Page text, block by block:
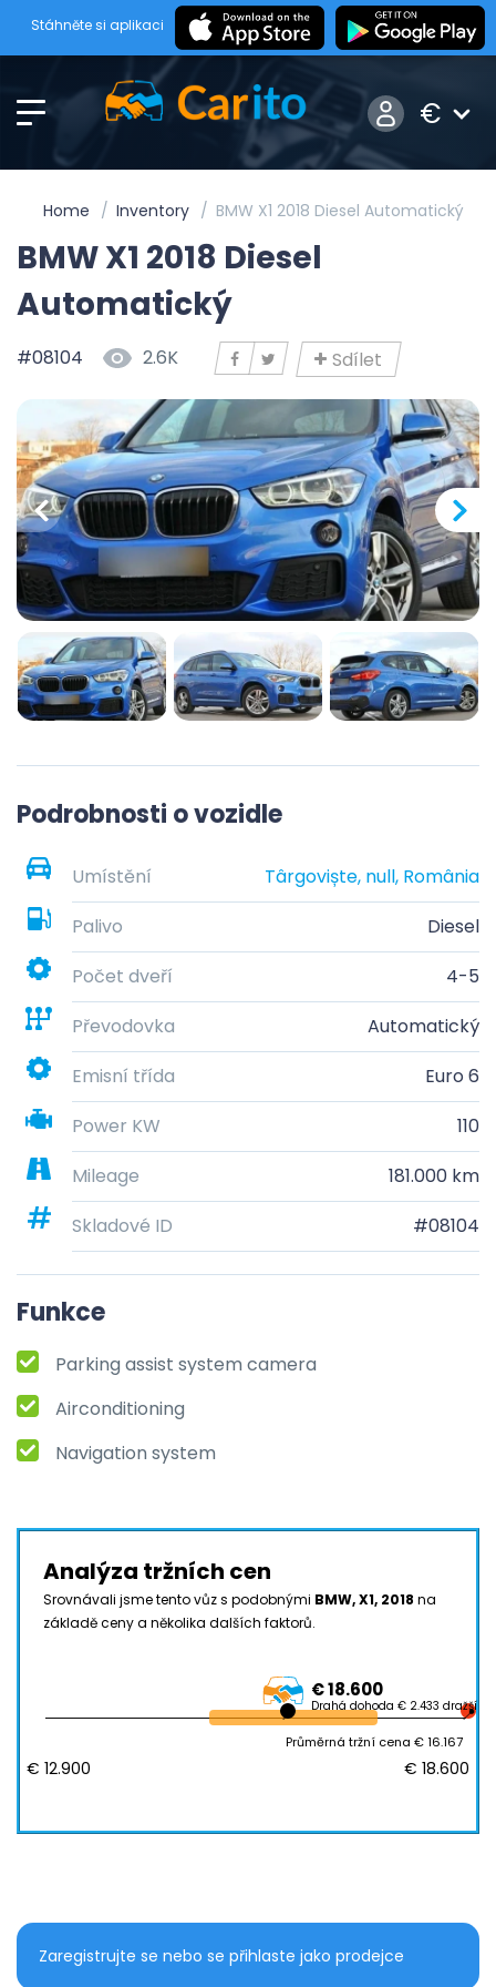
Stáhněte si aplikaci
€
Home Inventory BMW X1 2018 Diesel Automatický
BMW X1 2018 Diesel
Automatický
#08104 2.6K Sdílet
Podrobnosti o vozidle
Umístění
Târgoviște, null, România
Palivo
Diesel
Počet dveří
4-5
Převodovka
Automatický
Emisní třída
Euro 6
Power KW
110
Mileage
181.000 km
Skladové ID
#08104
Funkce
Parking assist system camera
Airconditioning
Navigation system
Analýza tržních cen
Srovnávali jsme tento vůz s podobnými BMW, X1, 2018 na
základě ceny a několika dalších faktorů.
€ 18.600
Drahá dohoda € 2.433 dražší
Průměrná tržní cena € 16.167
€ 12.900 € 18.600
Zaregistrujte se nebo se přihlaste jako prodejce